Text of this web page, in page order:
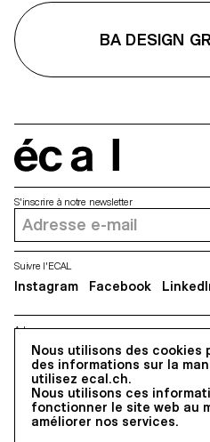
BA DESIGN
Nous utilisons des cookies
des informations sur la
utilisez ecal.ch.
Nous utilisons ces
fonctionner le site web au
améliorer nos services.
Adresse
5, avenue du Temple, CH-1020
S'inscrire à notre newsletter
Suivre l'ECAL
Instagram Facebook
Tous droits réservés @2026
Contact Impressum Hub